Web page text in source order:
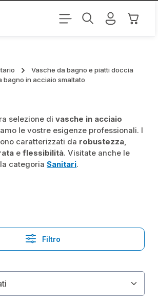
principale Il
Vasche da bagno e piatti doccia
bagno in acciaio smaltato
selezione divasche in acciaio
le vostre esigenze professionali. I
caratterizzati da robustezza,
eflessibilità. Visitate anche le
categoriaSanitari.
Filtro